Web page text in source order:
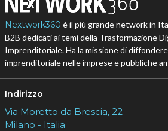
Nextwork360 è il più grande network in
B2B dedicati ai temi della Trasformazione
Imprenditoriale. Ha la missione di
imprenditoriale nelle imprese e pubbliche
Indirizzo
Via Moretto da Brescia, 22
Milano - Italia